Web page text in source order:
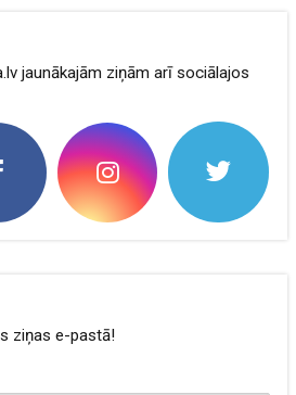
jaunākajām ziņām arī sociālajos
ziņas e-pastā!